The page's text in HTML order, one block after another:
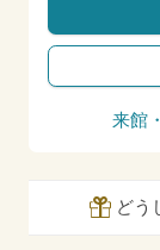
来館
どう